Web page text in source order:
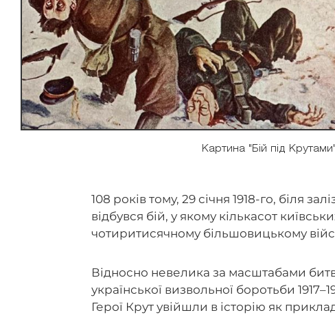
Картина "Бій під
108 років тому, 29 січня 1918-го, біля
відбувся бій, у якому кількасот
чотиритисячному більшовицькому
Відносно невелика за масштабами
української визвольної боротьби
Герої Крут увійшли в історію як